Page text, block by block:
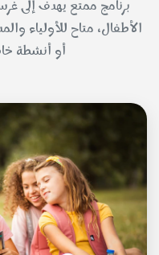
برنامج ممتع يهدف إلى
الأطفال، متاح للأولياء
أو أنشطة